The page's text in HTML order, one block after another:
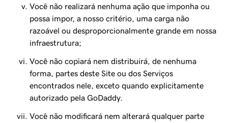
Você não realizará nenhuma ação que imponha ou
possa impor, a nosso critério, uma carga não
razoável ou desproporcionalmente grande em nossa
infraestrutura;
Você não copiará nem distribuirá, de nenhuma
forma, partes deste Site ou dos Serviços
encontrados nele, exceto quando explicitamente
autorizado pela GoDaddy.
Você não modificará nem alterará qualquer parte